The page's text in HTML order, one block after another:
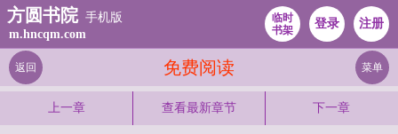
方圆书院 手机版
m.hncqm.com
临时
书架
登录 注册
免费阅读
返回 菜单
上一章 查看最新章节 下一章